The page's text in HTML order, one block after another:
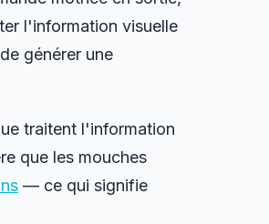
l'information visuelle
générer une
traitent l'information
que les mouches
— ce qui signifie